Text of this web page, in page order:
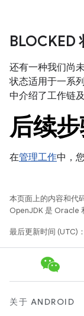
BLOCKED
还有一种我们尚
状态适用于一系
中介绍了工作链
后续
在管理工作中，
本页面上的内容和代
OpenJDK 是 Oracle
最后更新时间 (UTC)
关于 ANDROID